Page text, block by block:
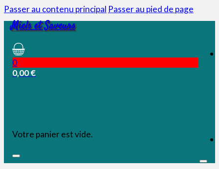
Passer au contenu principal Passer au pied de page
Miels et Saveurs
0
0,00€
Votre panier est vide.